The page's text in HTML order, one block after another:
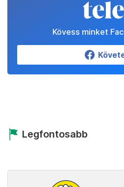
Kövess minket
Legfontosabb